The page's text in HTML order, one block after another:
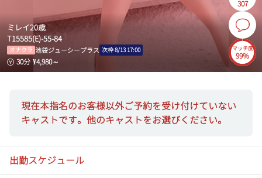
307
マッチ度
99%
ミレイ20歳
T15585(E)-55-84
オナクラ 池袋ジューシープラス 次枠8/13 17:00
30分 ¥4,980～
現在本指名のお客様以外ご予約を受け付けていない
キャストです。他のキャストをお選びください。
出勤スケジュール